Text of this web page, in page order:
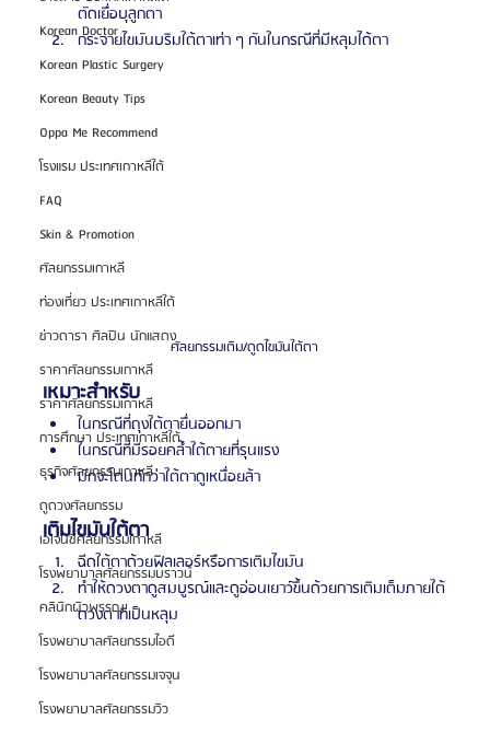
Korean Doctor
Korean Plastic Surgery
Korean Beauty Tips
Oppa Me Recommend
โรงแรม ประเทศเกาหลีใต้
FAQ
Skin & Promotion
ศัลยกรรมเกาหลี
ท่องเที่ยว ประเทศเกาหลีใต้
ข่าวดารา ศิลปิน นักแสดง
ราคาศัลยกรรมเกาหลี
ราคาศัลยกรรมเกาหลี
การศึกษา ประเทศเกาหลีใต้
ธุรกิจศัลยกรรมเกาหลี
ดูดวงศัลยกรรม
เอเจนซี่ศัลยกรรมเกาหลี
โรงพยาบาลศัลยกรรมบราวน์
คลินิกผิวพรรณ
โรงพยาบาลศัลยกรรมไอดี
โรงพยาบาลศัลยกรรมเจจุน
โรงพยาบาลศัลยกรรมวิว
ตัดเยื่อบุลูกตา
กระจายไขมันบริมใต้ตาเท่า ๆ กันในกรณีที่มีหลุมได้ตา
ศัลยกรรมเติม/ดูดไขมันใต้ตา
เหมาะสำหรับ
ในกรณีที่ถุงใต้ตายื่นออกมา
ในกรณีที่มีรอยคล้ำใต้ตายที่รุนแรง
มักจะโดนทักว่าใต้ตาดูเหนื่อยล้า
เติมไขมันใต้ตา
ฉีดใต้ตาด้วยฟิลเลอร์หรือการเติมไขมัน
ทำให้ดวงตาดูสมบูรณ์และดูอ่อนเยาว์ขึ้นด้วยการเติมเต็มภายใต้
ดวงตาที่เป็นหลุม